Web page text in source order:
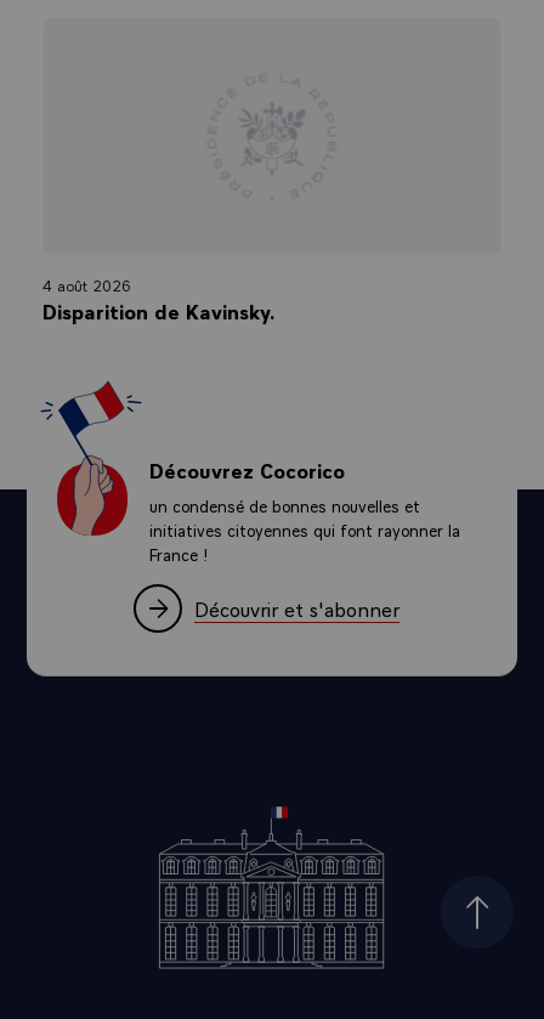
4 août 2026
Disparition de Kavinsky.
Découvrez Cocorico
un condensé de bonnes nouvelles et
initiatives citoyennes qui font rayonner la
France !
Découvrir et s'abonner
Haut